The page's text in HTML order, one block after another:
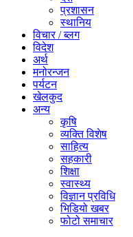
प्रशासन
स्थानिय
विचार / ब्लग
विदेश
अर्थ
मनोरन्जन
पर्यटन
खेलकुद
अन्य
कृषि
व्यक्ति विशेष
साहित्य
सहकारी
शिक्षा
स्वास्थ्य
विज्ञान प्रविधि
भिडियो खबर
फोटो समाचार